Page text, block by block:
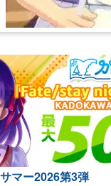
マー2026第3弾